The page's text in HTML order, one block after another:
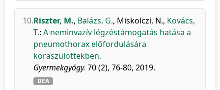
10.Riszter, M., Balázs, G., Miskolczi, N., Kovács,
T.: A neminvazív légzéstámogatás hatása a
pneumothorax elõfordulására
koraszülöttekben.
Gyermekgyógy. 70 (2), 76-80, 2019.
DEA